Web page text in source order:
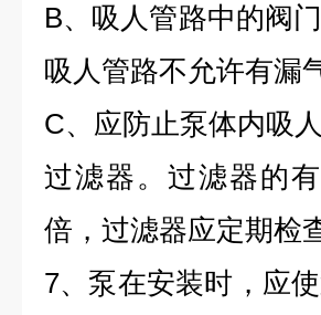
B、吸人管路中的阀
吸人管路不允许有漏
C、应防止泵体内吸
过滤器。过滤器的
倍，过滤器应定期检
7、泵在安装时，应